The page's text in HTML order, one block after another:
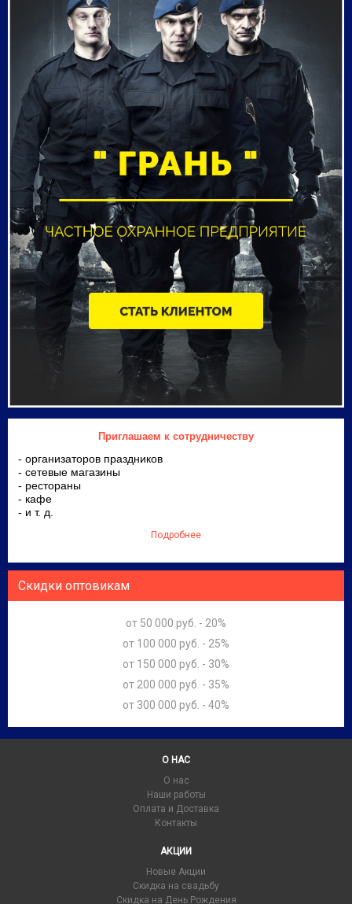
Приглашаем к сотрудничеству
- организаторов праздников
- сетевые магазины
- рестораны
- кафе
- и т. д.
Подробнее
Скидки оптовикам
от 50 000 руб. - 20%
от 100 000 руб. - 25%
от 150 000 руб. - 30%
от 200 000 руб. - 35%
от 300 000 руб. - 40%
О НАС
О нас
Наши работы
Оплата и Доставка
Контакты
АКЦИИ
Новые Акции
Скидка на свадьбу
Скидка на День Рождения